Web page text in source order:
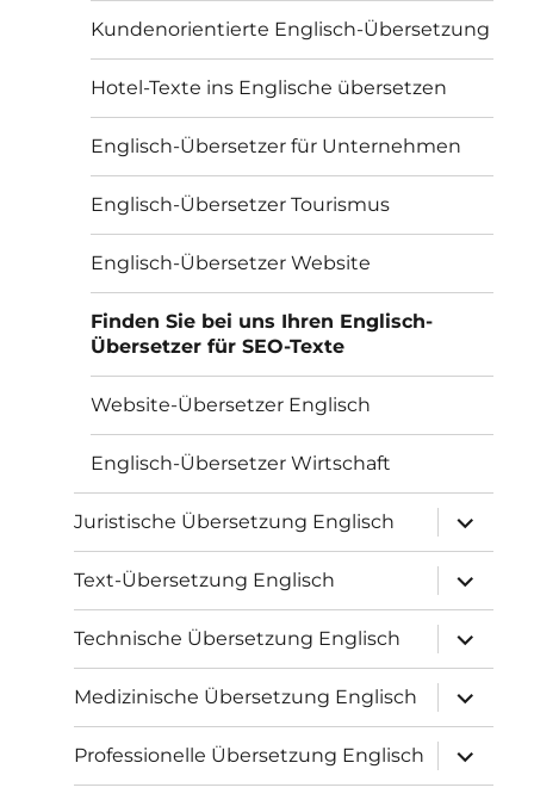
Kundenorientierte Englisch-Übersetzung
Hotel-Texte ins Englische übersetzen
Englisch-Übersetzer für Unternehmen
Englisch-Übersetzer Tourismus
Englisch-Übersetzer Website
Finden Sie bei uns Ihren Englisch-
Übersetzer für SEO-Texte
Website-Übersetzer Englisch
Englisch-Übersetzer Wirtschaft
Juristische Übersetzung Englisch
öffnen
Text-Übersetzung Englisch
öffnen
Technische Übersetzung Englisch
öffnen
Medizinische Übersetzung Englisch
öffnen
Professionelle Übersetzung Englisch
öffnen